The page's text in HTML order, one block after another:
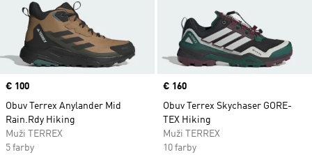
Price
€ 100
Obuv Terrex Anylander Mid
Rain.Rdy Hiking
Muži TERREX
5 farby
Price
€ 160
Obuv Terrex Skychaser GORE-
TEX Hiking
Muži TERREX
10 farby